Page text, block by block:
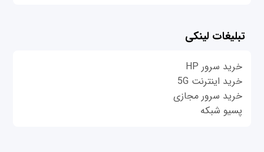
تبلیغات لینکی
خرید سرور HP
خرید اینترنت 5G
خرید سرور مجازی
پسیو شبکه